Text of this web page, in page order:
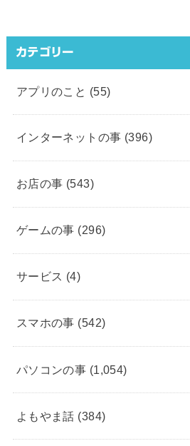
カテゴリー
アプリのこと (55)
インターネットの事 (396)
お店の事 (543)
ゲームの事 (296)
サービス (4)
スマホの事 (542)
パソコンの事 (1,054)
よもやま話 (384)